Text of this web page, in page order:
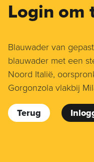
Login om
Blauwader van
blauwader met een
Noord Italië,
Gorgonzola vlakbij
Terug